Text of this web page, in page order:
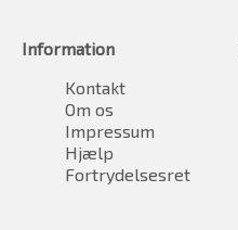
Information
Kontakt
Om os
Impressum
Hjælp
Fortrydelsesret